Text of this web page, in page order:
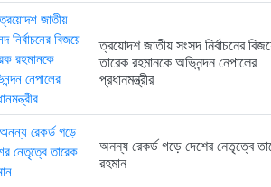
ত্রয়োদশ জাতীয় সংসদ নির্বাচনের
তারেক রহমানকে অভিনন্দন নেপালের
প্রধানমন্ত্রীর
অনন্য রেকর্ড গড়ে দেশের নেতৃত্বে
রহমান